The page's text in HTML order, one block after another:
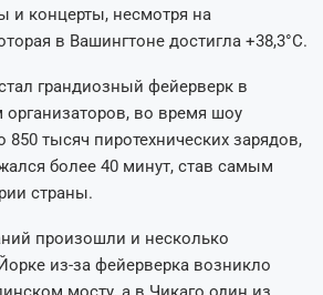
и концерты, несмотря на
в Вашингтоне достигла +38,3°C.
грандиозный фейерверк в
во время шоу
тысяч пиротехнических зарядов,
более 40 минут, став самым
страны.
произошли и несколько
из-за фейерверка возникло